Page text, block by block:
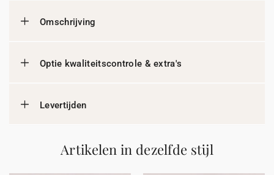
Omschrijving
Optie kwaliteitscontrole & extra's
Levertijden
Artikelen in dezelfde stijl